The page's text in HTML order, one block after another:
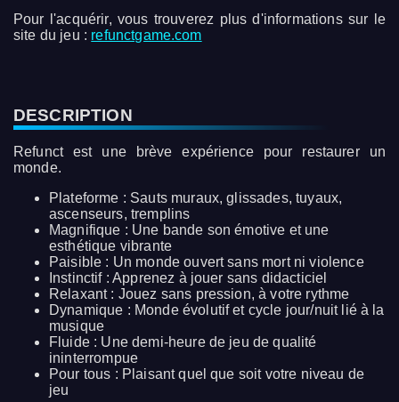
Pour l'acquérir, vous trouverez plus d'informations sur le
site du jeu : refunctgame.com
DESCRIPTION
Refunct est une brève expérience pour restaurer un
monde.
Plateforme : Sauts muraux, glissades, tuyaux,
ascenseurs, tremplins
Magnifique : Une bande son émotive et une
esthétique vibrante
Paisible : Un monde ouvert sans mort ni violence
Instinctif : Apprenez à jouer sans didacticiel
Relaxant : Jouez sans pression, à votre rythme
Dynamique : Monde évolutif et cycle jour/nuit lié à la
musique
Fluide : Une demi-heure de jeu de qualité
ininterrompue
Pour tous : Plaisant quel que soit votre niveau de
jeu